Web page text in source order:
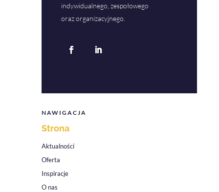
indywidualnego, zespołowego
oraz organizacyjnego.
NAWIGACJA
Strona
Aktualności
Oferta
Inspiracje
O nas